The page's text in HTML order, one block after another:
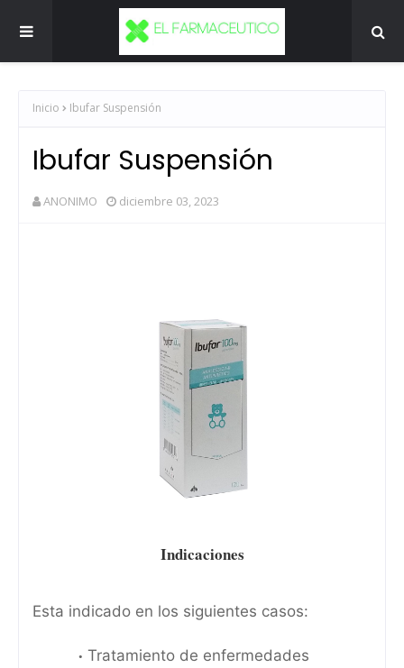
Inicio Ibufar Suspensión
Ibufar Suspensión
ANONIMO diciembre 03, 2023
Indicaciones
Esta indicado en los siguientes casos:
Tratamiento de enfermedades